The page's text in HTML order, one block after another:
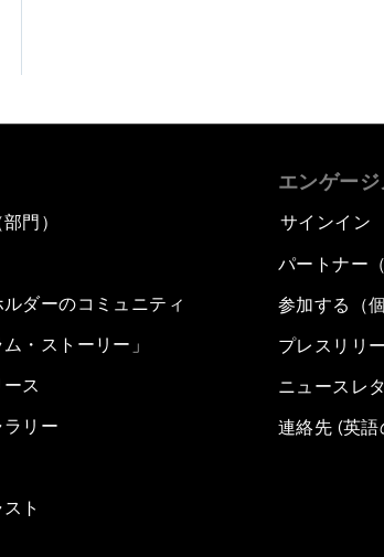
門）
ダーのコミュニティ
ム・ストーリー」
ス
リー
ト
エンゲージ
サインイン
パートナー
参加する（
プレスリリ
ニュースレ
連絡先 (英語